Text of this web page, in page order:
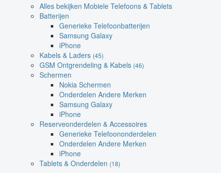
Alles bekijken Mobiele Telefoons & Tablets
Batterijen
Generieke Telefoonbatterijen
Samsung Galaxy
iPhone
Kabels & Laders (45)
GSM Ontgrendeling & Kabels (46)
Schermen
Nokia Schermen
Onderdelen Andere Merken
Samsung Galaxy
iPhone
Reserveonderdelen & Accessoires
Generieke Telefoononderdelen
Onderdelen Andere Merken
iPhone
Tablets & Onderdelen (18)